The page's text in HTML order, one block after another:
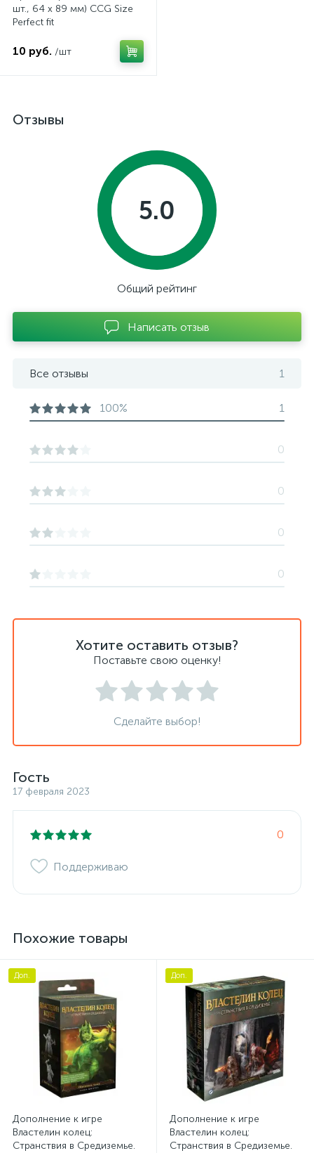
шт., 64 x 89 мм) CCG Size
Perfect fit
10 руб. /шт
Отзывы
Хотите оставить отзыв?
Поставьте свою оценку!
Сделайте выбор!
Гость
17 февраля 2023
0
Поддерживаю
5.0
Общий рейтинг
Написать отзыв
Все отзывы 1
100% 1
0
0
0
0
Похожие товары
Доп.
Дополнение к игре
Властелин колец:
Странствия в Средиземье.
Доп.
Дополнение к игре
Властелин колец:
Странствия в Средиземье.